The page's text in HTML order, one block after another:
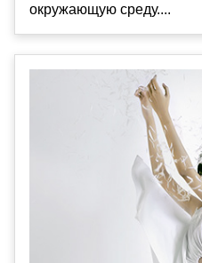
окружающую среду....